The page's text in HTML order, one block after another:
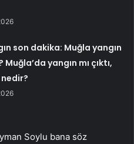
son dakika: Muğla yangın
Muğla’da yangın mı çıktı,
Soylu bana söz